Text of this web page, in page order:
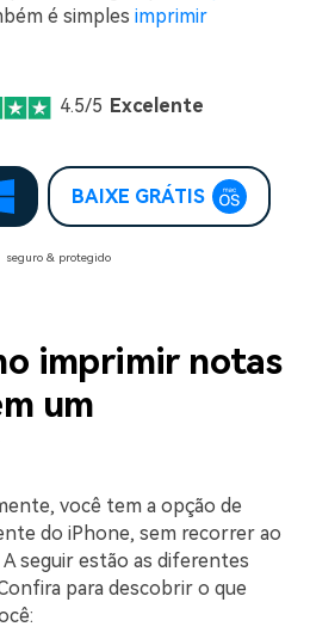
é simples imprimir
4.5/5 Excelente
BAIXE GRÁTIS
seguro & protegido
imprimir notas
um
você tem a opção de
do iPhone, sem recorrer ao
seguir estão as diferentes
para descobrir o que